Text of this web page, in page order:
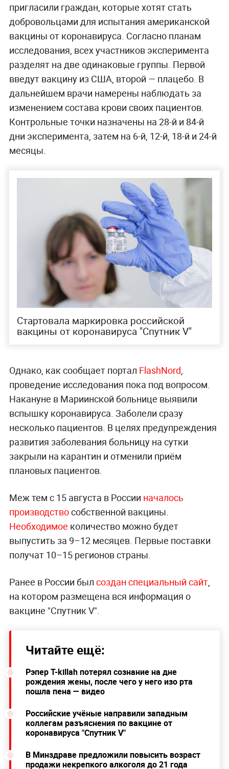
пригласили граждан, которые хотят стать
добровольцами для испытания американской
вакцины от коронавируса. Согласно планам
исследования, всех участников эксперимента
разделят на две одинаковые группы. Первой
введут вакцину из США, второй — плацебо. В
дальнейшем врачи намерены наблюдать за
изменением состава крови своих пациентов.
Контрольные точки назначены на 28-й и 84-й
дни эксперимента, затем на 6-й, 12-й, 18-й и 24-й
месяцы.
Стартовала маркировка российской
вакцины от коронавируса "Спутник V"
Однако, как сообщает портал FlashNord,
проведение исследования пока под вопросом.
Накануне в Мариинской больнице выявили
вспышку коронавируса. Заболели сразу
несколько пациентов. В целях предупреждения
развития заболевания больницу на сутки
закрыли на карантин и отменили приём
плановых пациентов.
Меж тем с 15 августа в России началось
производствособственной вакцины.
Необходимое количество можно будет
выпустить за 9–12 месяцев. Первые поставки
получат 10–15 регионов страны.
Ранее в России был создан специальный сайт,
на котором размещена вся информация о
вакцине "Спутник V".
Читайте ещё:
Рэпер T-killah потерял сознание на дне
рождения жены, после чего у него изо рта
пошла пена — видео
Российские учёные направили западным
коллегам разъяснения по вакцине от
коронавируса "Спутник V"
В Минздраве предложили повысить возраст
продажи некрепкого алкоголя до 21 года